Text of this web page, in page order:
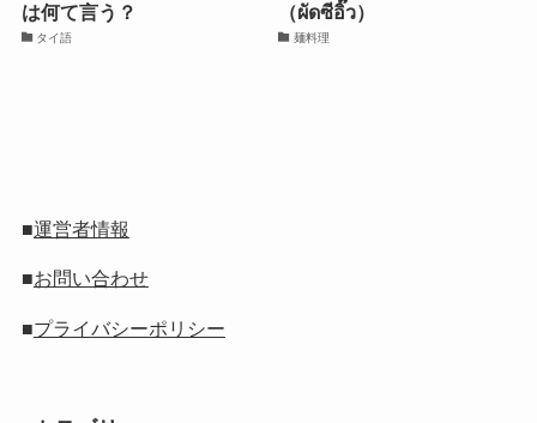
は何て言う？
タイ語
（ผัดซีอิ๊ว）
麺料理
■運営者情報
■お問い合わせ
■プライバシーポリシー